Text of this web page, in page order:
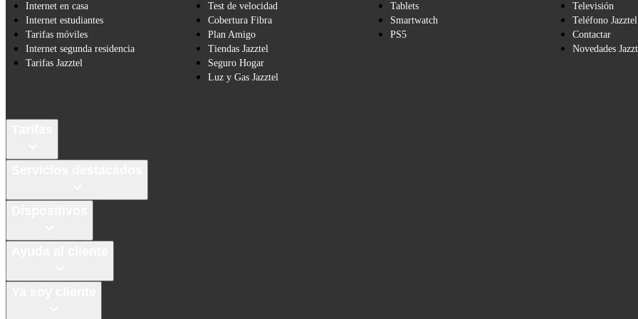
Internet en casa
Internet estudiantes
Tarifas móviles
Internet segunda residencia
Tarifas Jazztel
Test de velocidad
Cobertura Fibra
Plan Amigo
Tiendas Jazztel
Seguro Hogar
Luz y Gas Jazztel
Tablets
Smartwatch
PS5
Televisión
Teléfono Jazztel
Contactar
Novedades